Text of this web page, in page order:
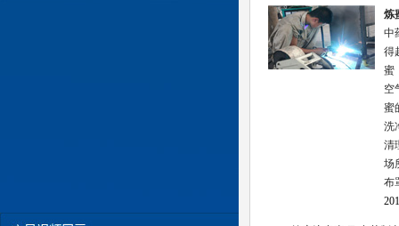
炼
中
得
蜜
空
蜜
洗
清
场
布